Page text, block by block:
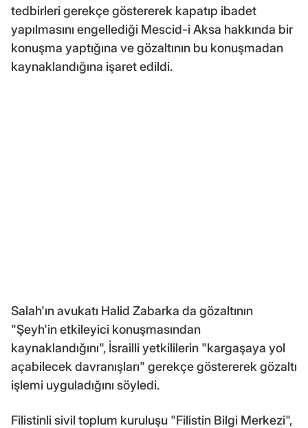
tedbirleri gerekçe göstererek kapatıp ibadet
yapılmasını engellediği Mescid-i Aksa hakkında bir
konuşma yaptığına ve gözaltının bu konuşmadan
kaynaklandığına işaret edildi.
Salah'ın avukatı Halid Zabarka da gözaltının
"Şeyh'in etkileyici konuşmasından
kaynaklandığını", İsrailli yetkililerin "kargaşaya yol
açabilecek davranışları" gerekçe göstererek gözaltı
işlemi uyguladığını söyledi.
Filistinli sivil toplum kuruluşu "Filistin Bilgi Merkezi",